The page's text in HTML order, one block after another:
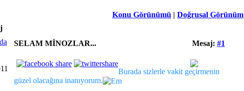
Konu Görünümü | Doğrusal Görünüm
Mesaj: #1
SELAM MİNOZLAR...
Burada sizlerle vakit geçirmenin
güzel olacağına inanıyorum.